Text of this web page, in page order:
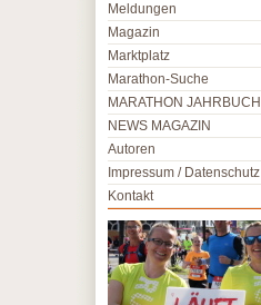
Meldungen
Magazin
Marktplatz
Marathon-Suche
MARATHON JAHRBUCH
NEWS MAGAZIN
Autoren
Impressum / Datenschutz
Kontakt